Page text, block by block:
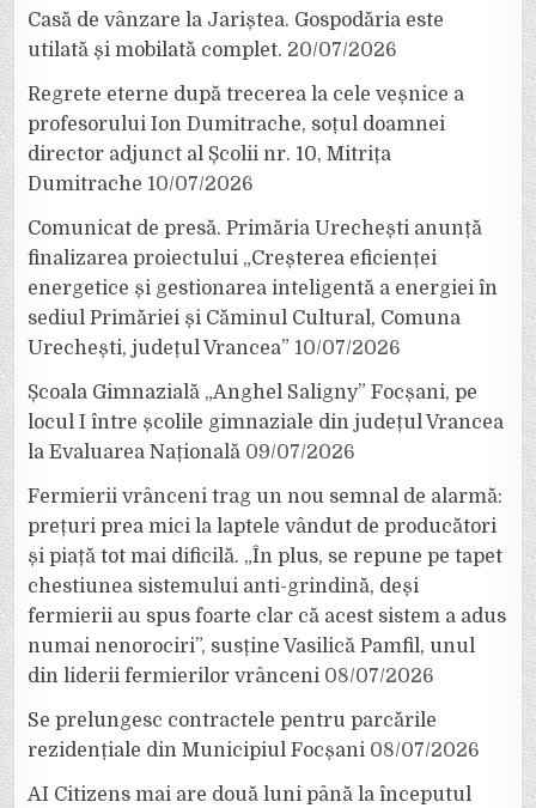
Casă de vânzare la Jariștea. Gospodăria este
utilată și mobilată complet. 20/07/2026
Regrete eterne după trecerea la cele veșnice a
profesorului Ion Dumitrache, soțul doamnei
director adjunct al Școlii nr. 10, Mitrița
Dumitrache 10/07/2026
Comunicat de presă. Primăria Urechești anunță
finalizarea proiectului „Creșterea eficienței
energetice și gestionarea inteligentă a energiei în
sediul Primăriei și Căminul Cultural, Comuna
Urechești, județul Vrancea” 10/07/2026
Școala Gimnazială „Anghel Saligny” Focșani, pe
locul I între școlile gimnaziale din județul Vrancea
la Evaluarea Națională 09/07/2026
Fermierii vrânceni trag un nou semnal de alarmă:
prețuri prea mici la laptele vândut de producători
și piață tot mai dificilă. „În plus, se repune pe tapet
chestiunea sistemului anti-grindină, deși
fermierii au spus foarte clar că acest sistem a adus
numai nenorociri”, susține Vasilică Pamfil, unul
din liderii fermierilor vrânceni 08/07/2026
Se prelungesc contractele pentru parcările
rezidențiale din Municipiul Focșani 08/07/2026
AI Citizens mai are două luni până la începutul